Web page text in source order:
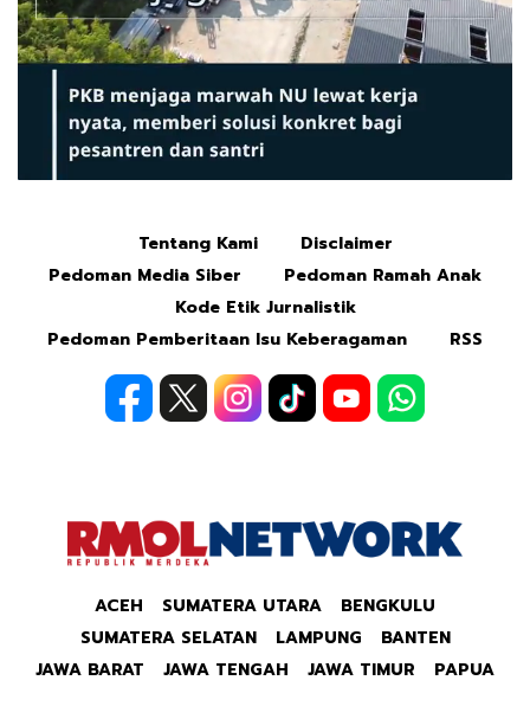
Tentang Kami
Disclaimer
Pedoman Media Siber
Pedoman Ramah Anak
Kode Etik Jurnalistik
Pedoman Pemberitaan Isu Keberagaman
RSS
ACEH SUMATERA UTARA
BENGKULU
SUMATERA SELATAN
LAMPUNG
BANTEN
JAWA BARAT
JAWA TENGAH JAWA TIMUR PAPUA